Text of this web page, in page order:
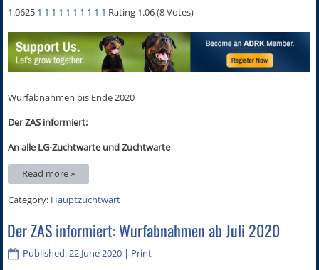
1.0625 1 1 1 1 1 1 1 1 1 1 Rating 1.06 (8 Votes)
Wurfabnahmen bis Ende 2020
Der ZAS informiert:
An alle LG-Zuchtwarte und Zuchtwarte
Read more »
Category: Hauptzuchtwart
Der ZAS informiert: Wurfabnahmen ab Juli 2020
Published: 22 June 2020 | Print